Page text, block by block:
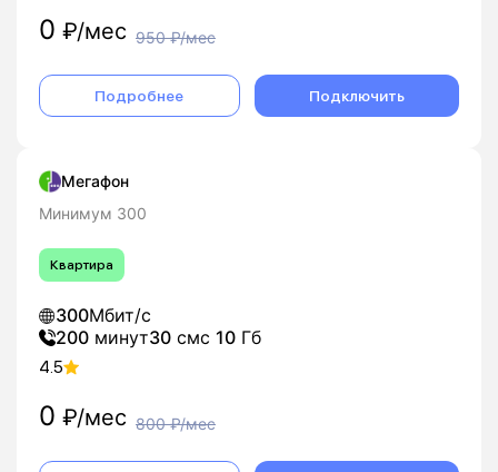
0 ₽/мес 950₽/мес
Подробнее Подключить
Мегафон
Минимум 300
Квартира
300Мбит/с
200 минут30 смс 10 Гб
4.5
0 ₽/мес 800₽/мес